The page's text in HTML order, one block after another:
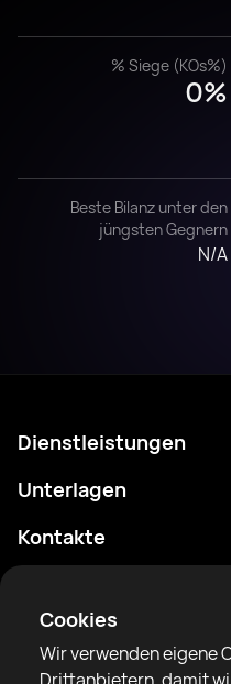
Cookies
Wir verwenden eigene
% Siege (KOs%)
0%
Beste Bilanz unter den
jüngsten Gegnern
N/A
Dienstleistungen
Terminplan
Ranglisten
Nachrichten
Unterlagen
Datenschutzrichtlinie
Nutzungsbedingungen
Gemeinschaftsregeln
Kontakte